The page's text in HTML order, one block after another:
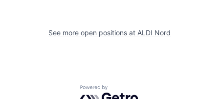
See more open positions at ALDI Nord
Powered by Getro.com